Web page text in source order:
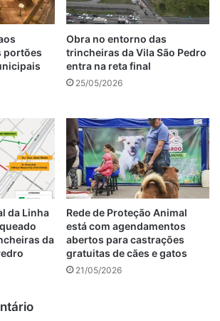
portões
Obra no entorno das
trincheiras da Vila São Pedro
entra na reta final
25/05/2026
da Linha
da
Rede de Proteção Animal
está com agendamentos
abertos para castrações
gratuitas de cães e gatos
21/05/2026